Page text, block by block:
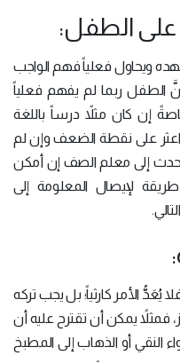
ويحاول فعلياً فهم الواجب
الطفل ربما لم يفهم فعلياً
إن كان مثلاً درساً باللغة
اعثر على نقطة الضعف وإن لم
إلى معلم الصف إن أمكن
لإيصال المعلومة إلى
الأمر كارثياً؛ بل يجب تركه
فمثلاً يمكن أن تقترح عليه أن
النقي أو الذهاب إلى المطبخ